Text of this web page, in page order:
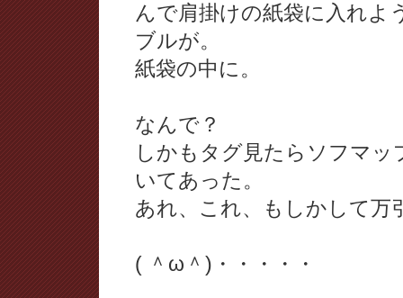
んで肩掛けの紙袋に入れよ
ブルが。
紙袋の中に。
なんで？
しかもタグ見たらソフマ
いてあった。
あれ、これ、もしかして万
( ＾ω＾)・・・・・